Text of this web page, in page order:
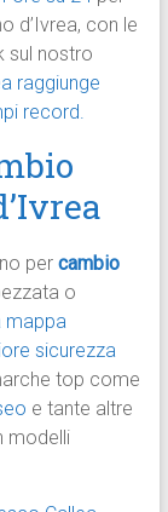
d’Ivrea, con le
sul nostro
raggiunge
record.
per cambio
o
mappa
sicurezza
top come
e tante altre
modelli